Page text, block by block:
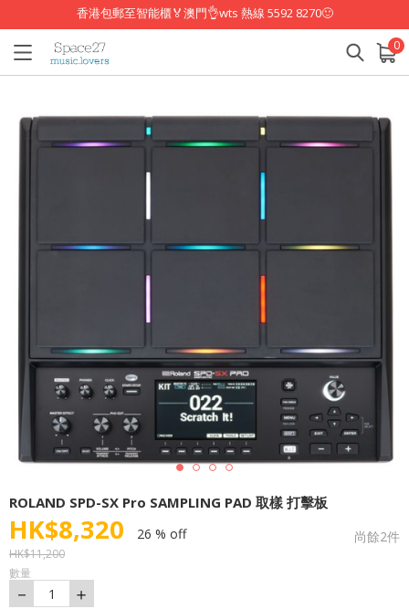
香港包郵至智能櫃🏅澳門👌wts 熱線 5592 8270🙂
0
已加入購物車 查看
ROLAND SPD-SX Pro SAMPLING PAD 取樣 打擊板
HK$8,320 26 % off 尚餘2件
HK$11,200
數量
－ 1 ＋